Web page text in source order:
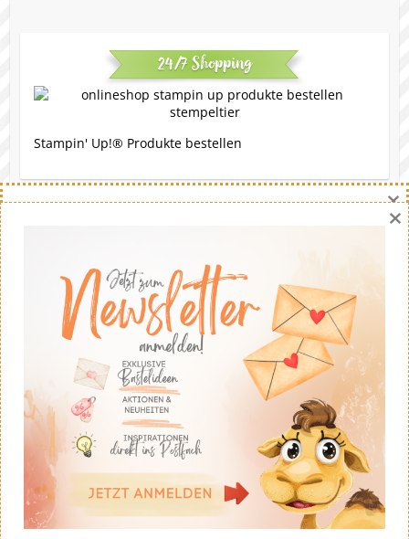
24/7 Shopping
Stampin' Up!® Produkte bestellen
Eine Bitte
Gerne darfst du meine Werke nachbasteln. Die Ideen
stammen - soweit nicht anders angegeben - von mir.
Wenn du meine Ideen auf deinem eigenen Blog
veröffentlichst solltest du fairerweise auf mich und
meinen Blog verweisen. Eine kommerzielle Nutzung ist
untersagt. Dankeschön!
×
×